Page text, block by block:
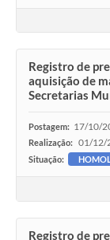
Registro de
aquisição de
Secretarias
Postagem: 17/10/
Realização: 01/12/
Situação:
Registro de